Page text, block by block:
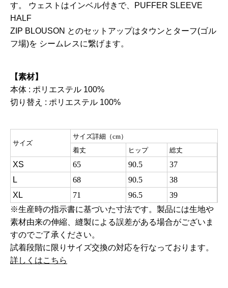
す。 ウェストはインベル付きで、PUFFER SLEEVE
HALF
ZIP BLOUSON とのセットアップはタウンとターフ(ゴル
フ場)を シームレスに繋げます。
【素材】
本体 : ポリエステル 100%
切り替え : ポリエステル 100%
サイズ
サイズ詳細（cm）
着丈
ヒップ 総丈
XS 65 90.5
37
L
68 90.5
38
XL
71 96.5
39
※生産時の指示書に基づいた寸法です。製品には生地や
素材由来の伸縮、縫製による誤差がある場合がございま
すのでご了承ください。
試着段階に限りサイズ交換の対応を行なっております。
詳しくはこちら